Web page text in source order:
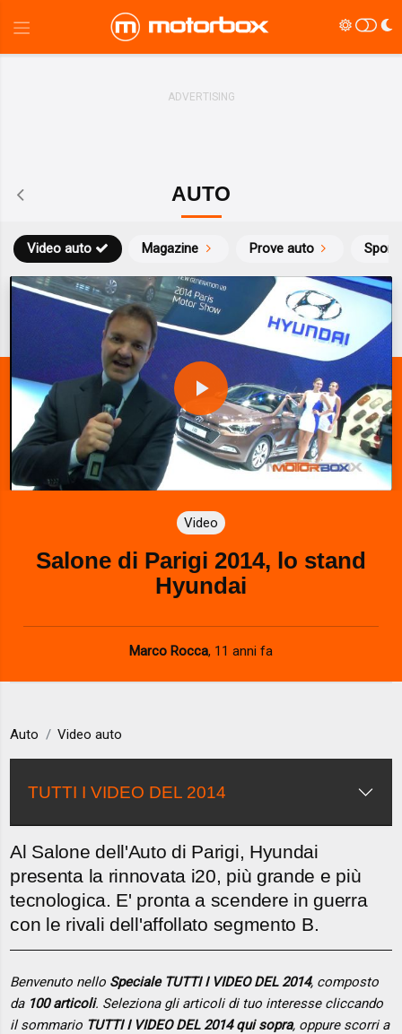
AUTO
Magazine Prove auto
Video auto Sport
P
l
a
y
V
d
e
Video
Salone di Parigi 2014, lo stand
Hyundai
Marco Rocca, 11 anni fa
Auto Video auto
TUTTI I VIDEO DEL 2014
Al Salone dell'Auto di Parigi, Hyundai
presenta la rinnovata i20, più grande e più
tecnologica. E' pronta a scendere in guerra
con le rivali dell'affollato segmento B.
Benvenuto nello Speciale TUTTI I VIDEO DEL 2014, composto
da 100 articoli. Seleziona gli articoli di tuo interesse cliccando
il sommario TUTTI I VIDEO DEL 2014 qui sopra, oppure scorri a